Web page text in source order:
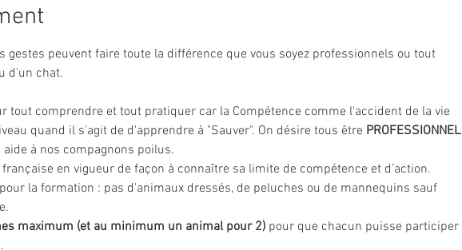
gestes peuvent faire toute la différence que vous soyez professionnels ou tout
d'un chat.
tout comprendre et tout pratiquer car la Compétence comme l'accident de la vie
quand il s'agit de d'apprendre à "Sauver". On désire tous être PROFESSIONNEL
à nos compagnons poilus.
française en vigueur de façon à connaître sa limite de compétence et d’action.
la formation : pas d'animaux dressés, de peluches ou de mannequins sauf
maximum (et au minimum un animal pour 2) pour que chacun puisse participer